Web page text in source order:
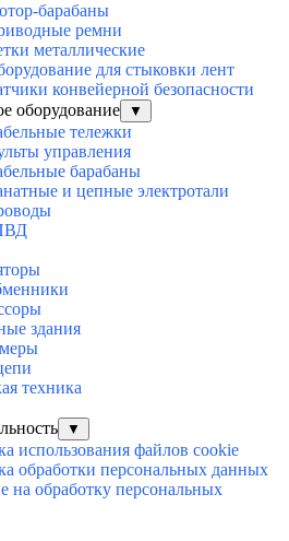
барабаны
ремни
металлические
для стыковки лент
конвейерной безопасности
оборудование
▼
тележки
управления
барабаны
и цепные электротали
здания
техника
▼
использования файлов cookie
обработки персональных данных
на обработку персональных